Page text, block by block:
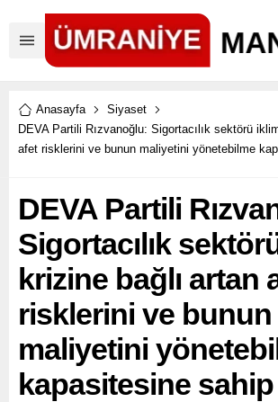
Anasayfa
Siyaset
DEVA Partili Rızvanoğlu: Sigortacılık sektörü
afet risklerini ve bunun maliyetini yönetebilme
DEVA Partili
Sigortacılık
krizine bağlı artan
risklerini ve bunun
maliyetini
kapasitesine